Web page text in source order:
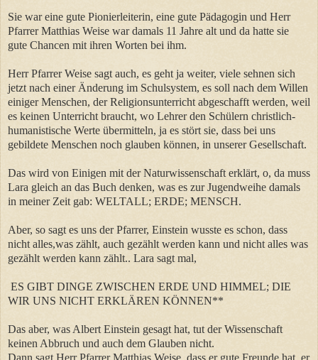
Sie war eine gute Pionierleiterin, eine gute Pädagogin und Herr
Pfarrer Matthias Weise war damals 11 Jahre alt und da hatte sie
gute Chancen mit ihren Worten bei ihm.
Herr Pfarrer Weise sagt auch, es geht ja weiter, viele sehnen sich
jetzt nach einer Änderung im Schulsystem, es soll nach dem Willen
einiger Menschen, der Religionsunterricht abgeschafft werden, weil
es keinen Unterricht braucht, wo Lehrer den Schülern christlich-
humanistische Werte übermitteln, ja es stört sie, dass bei uns
gebildete Menschen noch glauben können, in unserer Gesellschaft.
Das wird von Einigen mit der Naturwissenschaft erklärt, o, da muss
Lara gleich an das Buch denken, was es zur Jugendweihe damals
in meiner Zeit gab: WELTALL; ERDE; MENSCH.
Aber, so sagt es uns der Pfarrer, Einstein wusste es schon, dass
nicht alles,was zählt, auch gezählt werden kann und nicht alles was
gezählt werden kann zählt.. Lara sagt mal,
ES GIBT DINGE ZWISCHEN ERDE UND HIMMEL; DIE
WIR UNS NICHT ERKLÄREN KÖNNEN**
Das aber, was Albert Einstein gesagt hat, tut der Wissenschaft
keinen Abbruch und auch dem Glauben nicht.
Dann sagt Herr Pfarrer Matthias Weise, dass er gute Freunde hat, er